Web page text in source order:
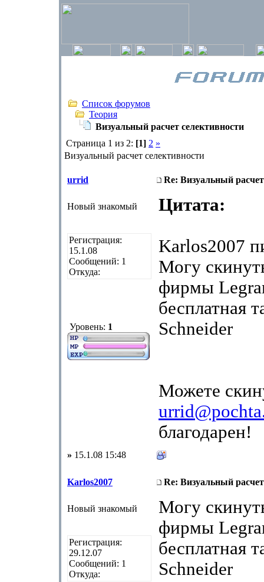
Список форумов
Теория
Визуальный расчет селективности
Страница 1 из 2: [1] 2 »
Визуальный расчет селективности
urrid Re: Визуальный
Новый знакомый
Регистрация:
15.1.08
Сообщений: 1
Откуда:
Уровень: 1
Цитата:
Karlos2007
Могу
фирмы
бесплатная
Schneider
Можете
благодарен!
» 15.1.08 15:48
Karlos2007 Re: Визуальный
Новый знакомый
Регистрация:
29.12.07
Сообщений: 1
Откуда:
Могу
фирмы
бесплатная
Schneider